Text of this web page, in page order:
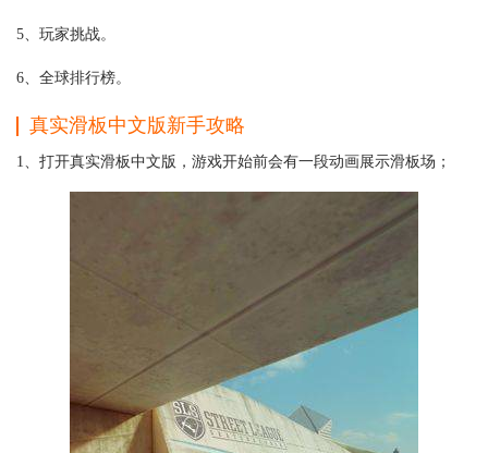
5、玩家挑战。
6、全球排行榜。
真实滑板中文版新手攻略
1、打开真实滑板中文版，游戏开始前会有一段动画展示滑板场；